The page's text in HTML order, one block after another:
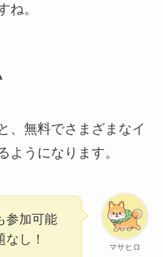
ね。
、無料でさまざまなイ
ようになります。
マサヒロ
参加可能
し！